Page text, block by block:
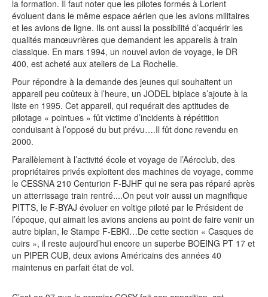
la formation. Il faut noter que les pilotes formés à Lorient
évoluent dans le même espace aérien que les avions militaires
et les avions de ligne. Ils ont aussi la possibilité d’acquérir les
qualités manœuvrières que demandent les appareils à train
classique. En mars 1994, un nouvel avion de voyage, le DR
400, est acheté aux ateliers de La Rochelle.
Pour répondre à la demande des jeunes qui souhaitent un
appareil peu coûteux à l’heure, un JODEL biplace s’ajoute à la
liste en 1995. Cet appareil, qui requérait des aptitudes de
pilotage « pointues » fût victime d’incidents à répétition
conduisant à l’opposé du but prévu….Il fût donc revendu en
2000.
Parallèlement à l’activité école et voyage de l’Aéroclub, des
propriétaires privés exploitent des machines de voyage, comme
le CESSNA 210 Centurion F-BJHF qui ne sera pas réparé après
un atterrissage train rentré....On peut voir aussi un magnifique
PITTS, le F-BYAJ évoluer en voltige piloté par le Président de
l’époque, qui aimait les avions anciens au point de faire venir un
autre biplan, le Stampe F-EBKI…De cette section « Casques de
cuirs », il reste aujourd’hui encore un superbe BOEING PT 17 et
un PIPER CUB, deux avions Américains des années 40
maintenus en parfait état de vol.